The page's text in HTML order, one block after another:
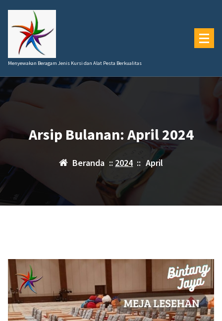
konten
Menyewakan Beragam Jenis Kursi dan Alat Pesta Berkualitas
Arsip Bulanan: April 2024
Beranda :: 2024 :: April